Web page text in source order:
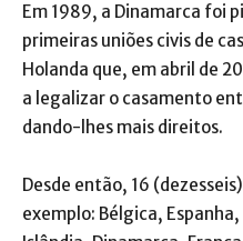
Em 1989, a Dinamarca foi
primeiras uniões civis de
Holanda que, em abril de
a legalizar o casamento
dando-lhes mais direitos.
Desde então, 16
exemplo: Bélgica,